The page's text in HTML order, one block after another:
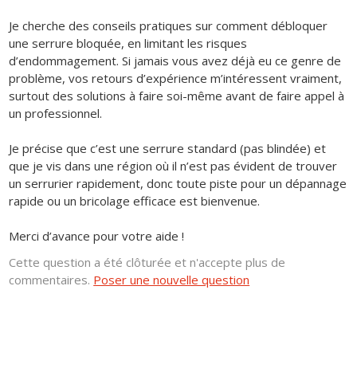
Je cherche des conseils pratiques sur comment débloquer
une serrure bloquée, en limitant les risques
d’endommagement. Si jamais vous avez déjà eu ce genre de
problème, vos retours d’expérience m’intéressent vraiment,
surtout des solutions à faire soi-même avant de faire appel à
un professionnel.
Je précise que c’est une serrure standard (pas blindée) et
que je vis dans une région où il n’est pas évident de trouver
un serrurier rapidement, donc toute piste pour un dépannage
rapide ou un bricolage efficace est bienvenue.
Merci d’avance pour votre aide !
Cette question a été clôturée et n'accepte plus de
commentaires. Poser une nouvelle question